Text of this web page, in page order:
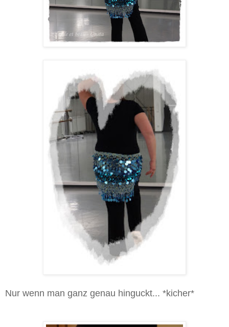
Nur wenn man ganz genau hinguckt... *kicher*